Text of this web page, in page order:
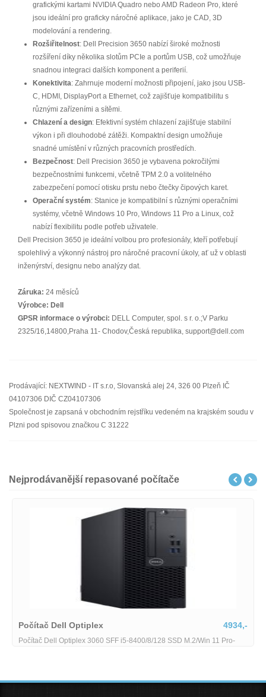
grafickými kartami NVIDIA Quadro nebo AMD Radeon Pro, které
jsou ideální pro graficky náročné aplikace, jako je CAD, 3D
modelování a rendering.
Rozšiřitelnost: Dell Precision 3650 nabízí široké možnosti
rozšíření díky několika slotům PCIe a portům USB, což umožňuje
snadnou integraci dalších komponent a periferií.
Konektivita: Zahrnuje moderní možnosti připojení, jako jsou USB-
C, HDMI, DisplayPort a Ethernet, což zajišťuje kompatibilitu s
různými zařízeními a sítěmi.
Chlazení a design: Efektivní systém chlazení zajišťuje stabilní
výkon i při dlouhodobé zátěži. Kompaktní design umožňuje
snadné umístění v různých pracovních prostředích.
Bezpečnost: Dell Precision 3650 je vybavena pokročilými
bezpečnostními funkcemi, včetně TPM 2.0 a volitelného
zabezpečení pomocí otisku prstu nebo čtečky čipových karet.
Operační systém: Stanice je kompatibilní s různými operačními
systémy, včetně Windows 10 Pro, Windows 11 Pro a Linux, což
nabízí flexibilitu podle potřeb uživatele.
Dell Precision 3650 je ideální volbou pro profesionály, kteří potřebují
spolehlivý a výkonný nástroj pro náročné pracovní úkoly, ať už v oblasti
inženýrství, designu nebo analýzy dat.
Záruka: 24 měsíců
Výrobce: Dell
GPSR informace o výrobci: DELL Computer, spol. s r. o.;V Parku
2325/16,14800,Praha 11- Chodov,Česká republika, support@dell.com
Prodávající: NEXTWIND - IT s.r.o, Slovanská alej 24, 326 00 Plzeň IČ
04107306 DIČ CZ04107306
Společnost je zapsaná v obchodním rejstříku vedeném na krajském soudu v
Plzni pod spisovou značkou C 31222
Nejprodávanější repasované počítače
4934,-
Win 11 Pro-
Dell Optiplex 5060
Dell Optiplex 5060 MT - i5-8600 - 8 GB - 256 GB SSD